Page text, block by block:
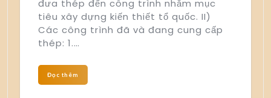
đưa thép đến công trình nhằm mục
tiêu xây dựng kiến thiết tổ quốc. II)
Các công trình đã và đang cung cấp
thép: 1.…
Đọc thêm